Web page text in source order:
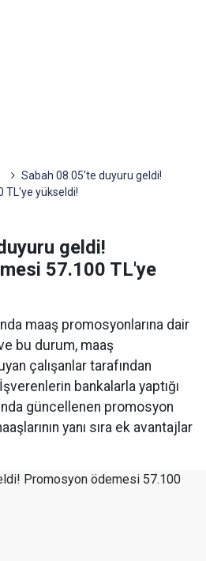
Sabah 08.05'te duyuru geldi!
TL'ye yükseldi!
geldi!
57.100 TL'ye
maaş promosyonlarına dair
bu durum, maaş
çalışanlar tarafından
bankalarla yaptığı
güncellenen promosyon
yanı sıra ek avantajlar